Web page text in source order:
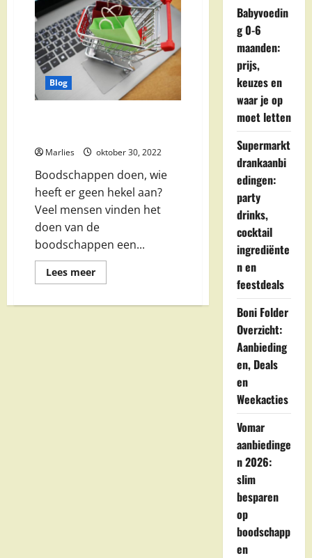
Blog
Marlies oktober 30, 2022
Boodschappen doen, wie
heeft er geen hekel aan?
Veel mensen vinden het
doen van de
boodschappen een...
Lees meerLees
meer
Babyvoedin
g 0-6
maanden:
prijs,
keuzes en
waar je op
moet letten
Supermarkt
drankaanbi
edingen:
party
drinks,
cocktail
ingrediënte
n en
feestdeals
Boni Folder
Overzicht:
Aanbieding
en, Deals
en
Weekacties
Vomar
aanbiedinge
n 2026:
slim
besparen
op
boodschapp
en